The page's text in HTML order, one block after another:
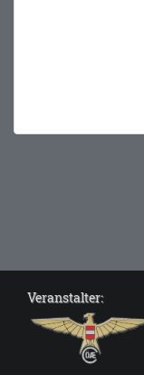
Veranstalter: